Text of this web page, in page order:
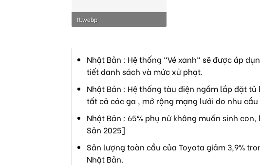
tt.webp
Nhật Bản : Hệ thống "Vé xanh" sẽ được áp
tiết danh sách và mức xử phạt.
Nhật Bản : Hệ thống tàu điện ngầm lắp đặt
tất cả các ga , mở rộng mạng lưới do nhu cầu
Nhật Bản : 65% phụ nữ không muốn sinh
Sản 2025]
Sản lượng toàn cầu của Toyota giảm 3,9%
Nhật Bản.